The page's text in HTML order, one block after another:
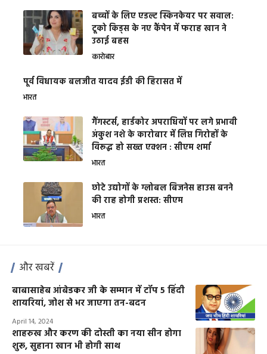
बच्चों के लिए एडल्ट स्किनकेयर पर सवाल:
टूको किड्स के नए कैंपेन में फराह खान ने
उठाई बहस
कारोबार
पूर्व विधायक बलजीत यादव ईडी की हिरासत में
भारत
गैंगस्टर्स, हार्डकोर अपराधियों पर लगे प्रभावी
अंकुश नशे के कारोबार में लिप्त गिरोहों के
विरूद्ध हो सख्त एक्शन : सीएम शर्मा
भारत
छोटे उद्योगों के ग्लोबल बिजनेस हाउस बनने
की राह होगी प्रशस्त: सीएम
भारत
और खबरें
बाबासाहेब आंबेडकर जी के सम्मान में टॉप 5 हिंदी
शायरियां, जोश से भर जाएगा तन-बदन
April 14, 2024
शाहरुख और करण की दोस्ती का नया सीन होगा
शुरू, सुहाना खान भी होगी साथ